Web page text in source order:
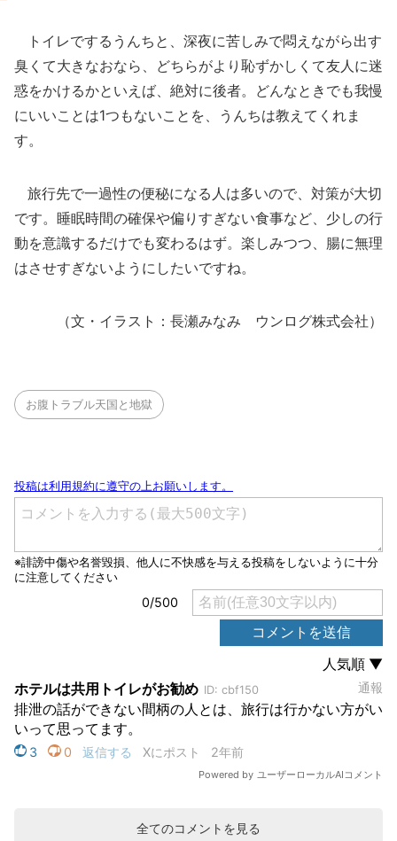
トイレでするうんちと、深夜に苦しみで悶えながら出す
臭くて大きなおなら、どちらがより恥ずかしくて友人に迷
惑をかけるかといえば、絶対に後者。どんなときでも我慢
にいいことは1つもないことを、うんちは教えてくれま
す。
旅行先で一過性の便秘になる人は多いので、対策が大切
です。睡眠時間の確保や偏りすぎない食事など、少しの行
動を意識するだけでも変わるはず。楽しみつつ、腸に無理
はさせすぎないようにしたいですね。
（文・イラスト：長瀬みなみ ウンログ株式会社）
お腹トラブル天国と地獄
全てのコメントを見る